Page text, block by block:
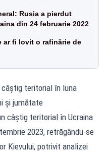
Rusia a pierdut
din 24 februarie 2022
ar fi lovit o rafinărie de
câştig teritorial în luna
şi jumătate
câştig teritorial în Ucraina
2023, retrăgându-se
Kievului, potrivit analizei